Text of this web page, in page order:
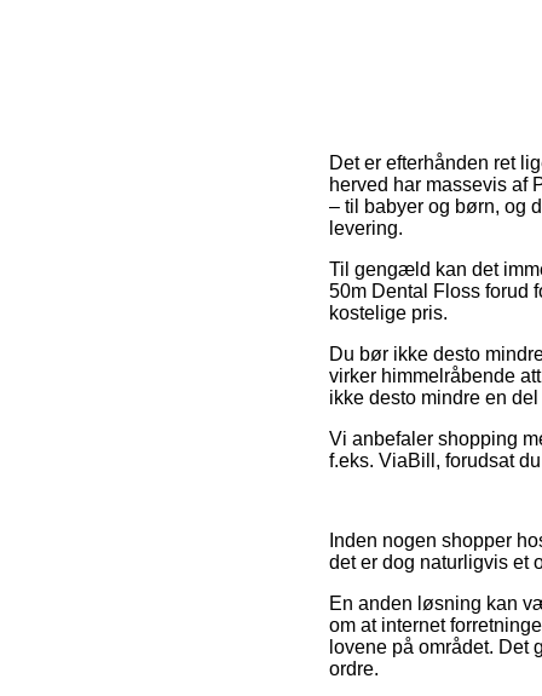
Det er efterhånden ret
herved har massevis af
– til babyer og børn, og
levering.
Til gengæld kan det
50m Dental Floss forud
kostelige pris.
Du bør ikke desto
virker himmelråbende
ikke desto mindre en
Vi anbefaler shopping
f.eks. ViaBill, forudsat
Inden nogen shopper
det er dog naturligvis et
En anden løsning kan
om at internet
lovene på området. Det
ordre.